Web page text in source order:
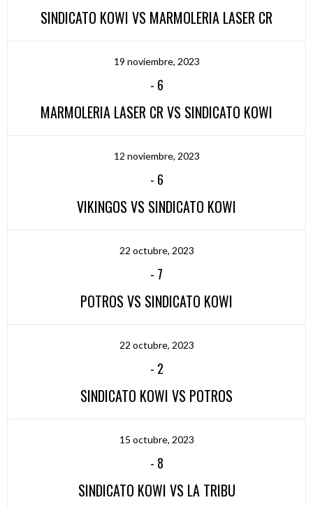
SINDICATO KOWI VS MARMOLERIA LASER CR
19 noviembre, 2023
- 6
MARMOLERIA LASER CR VS SINDICATO KOWI
12 noviembre, 2023
- 6
VIKINGOS VS SINDICATO KOWI
22 octubre, 2023
- 7
POTROS VS SINDICATO KOWI
22 octubre, 2023
- 2
SINDICATO KOWI VS POTROS
15 octubre, 2023
- 8
SINDICATO KOWI VS LA TRIBU